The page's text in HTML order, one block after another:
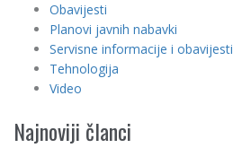
Obavijesti
Planovi javnih nabavki
Servisne informacije i obavijesti
Tehnologija
Video
Najnoviji članci